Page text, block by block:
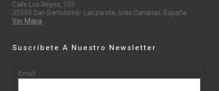
Calle Los Reyes, 155
35550 San Bartolomé- Lanzarote, Islas Canarias, España.
Ver Mapa
Suscríbete A Nuestro Newsletter
Email